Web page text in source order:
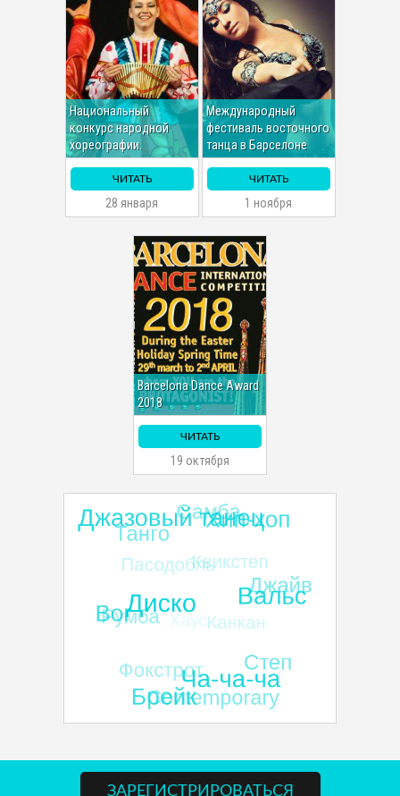
Национальный
конкурс народной
хореографии.
ЧИТАТЬ
28 января
Международный
фестиваль восточного
танца в Барселоне
ЧИТАТЬ
1 ноября
Barcelona Dance Award
2018
ЧИТАТЬ
19 октября
ЗАРЕГИСТРИРОВАТЬСЯ